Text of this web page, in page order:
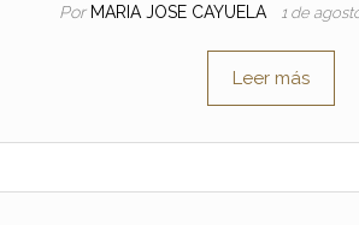
Por MARIA JOSE CAYUELA 1 de
Leer más